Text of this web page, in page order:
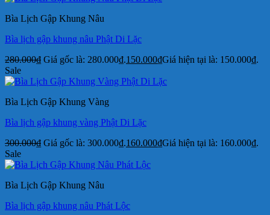
Bìa Lịch Gập Khung Nâu
Bìa lịch gập khung nâu Phật Di Lặc
280.000₫ Giá gốc là: 280.000₫.150.000₫Giá hiện tại là: 150.000₫.
Sale
Bìa Lịch Gập Khung Vàng
Bìa lịch gập khung vàng Phật Di Lặc
300.000₫ Giá gốc là: 300.000₫.160.000₫Giá hiện tại là: 160.000₫.
Sale
Bìa Lịch Gập Khung Nâu
Bìa lịch gập khung nâu Phát Lộc